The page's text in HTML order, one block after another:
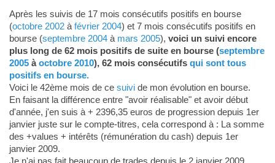
Après les suivis de 17 mois consécutifs positifs en bourse
(octobre 2002à février 2004) et 7 mois consécutifs positifs en
bourse (septembre 2004à mars 2005), voici un suivi encore
plus long de 62 mois positifs de suite en bourse (septembre
2005àoctobre 2010), 62 mois consécutifs qui sont tous
positifs en bourse.
Voici le 42ème mois de ce suivide mon évolution en bourse.
En faisant la différence entre "avoir réalisable" et avoir début
d'année, j'en suis à + 2396,35 euros de progression depuis 1er
janvier juste sur le compte-titres, cela correspond à : La somme
des +values + intérêts (rémunération du cash) depuis 1er
janvier 2009.